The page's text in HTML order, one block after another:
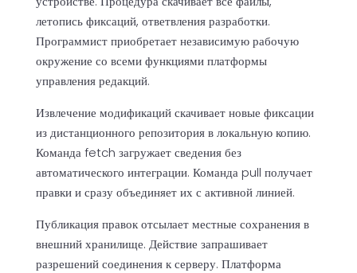
летопись фиксаций, ответвления разработки.
Программист приобретает независимую рабочую
окружение со всеми функциями платформы
управления редакций.
Извлечение модификаций скачивает новые фиксации
из дистанционного репозитория в локальную копию.
Команда fetch загружает сведения без
автоматического интеграции. Команда pull получает
правки и сразу объединяет их с активной линией.
Публикация правок отсылает местные сохранения в
внешний хранилище. Действие запрашивает
разрешений соединения к серверу. Платформа